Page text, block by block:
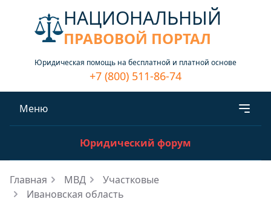
НАЦИОНАЛЬНЫЙ
ПРАВОВОЙ ПОРТАЛ
Юридическая помощь на бесплатной и платной основе
+7 (800) 511-86-74
Меню
Юридический форум
Главная МВД
Участковые
Ивановская область